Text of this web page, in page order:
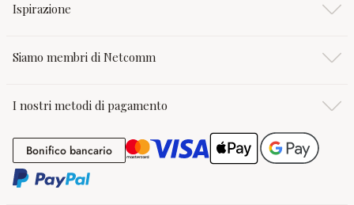
Ispirazione
Siamo membri di Netcomm
I nostri metodi di pagamento
Bonifico bancarioBonifico bancario